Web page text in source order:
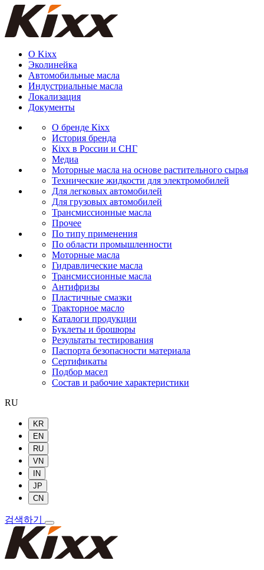
О Kixx
Эколинейка
Автомобильные масла
Индустриальные масла
Локализация
Документы
О бренде Кіхх
История бренда
Кіхx в России и СНГ
Медиа
Моторные масла на основе растительного сырья
Технические жидкости для электромобилей
Для легковых автомобилей
Для грузовых автомобилей
Трансмиссионные масла
Прочее
По типу применения
По области промышленности
Моторные масла
Гидравлические масла
Трансмиссионные масла
Антифризы
Пластичные смазки
Тракторное масло
Каталоги продукции
Буклеты и брошюры
Результаты тестирования
Паспорта безопасности материала
Сертификаты
Подбор масел
Состав и рабочие характеристики
RU
KR
EN
RU
VN
IN
JP
CN
검색하기